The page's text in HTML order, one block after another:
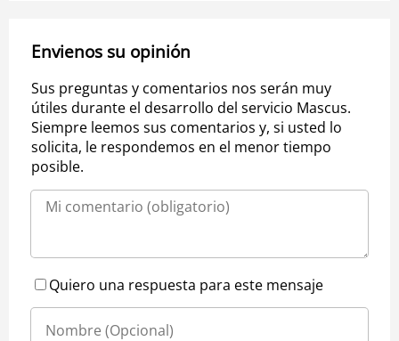
Envienos su opinión
Sus preguntas y comentarios nos serán muy
útiles durante el desarrollo del servicio Mascus.
Siempre leemos sus comentarios y, si usted lo
solicita, le respondemos en el menor tiempo
posible.
Quiero una respuesta para este mensaje